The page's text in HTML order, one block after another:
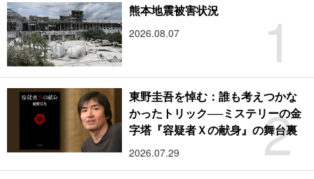
1
熊本地震被害状況
2026.08.07
2
東野圭吾を悼む：誰も考えつかな
かったトリック──ミステリーの金
字塔『容疑者Ｘの献身』の舞台裏
2026.07.29